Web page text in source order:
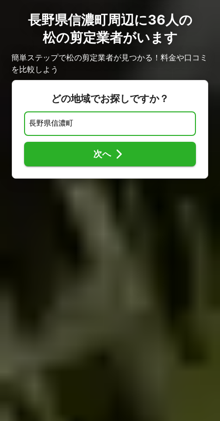
長野県信濃町周辺に36人の
松の剪定業者がいます
簡単ステップで松の剪定業者が見つかる！料金や口コミ
を比較しよう
どの地域でお探しですか？
次へ